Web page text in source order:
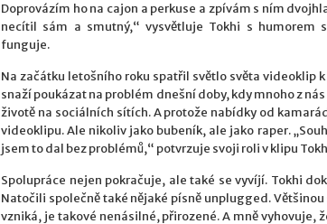
Doprovázím ho na cajon a perkuse a zpívám s ním
necítil sám a smutný,“ vysvětluje Tokhi s humorem
funguje.
Na začátku letošního roku spatřil světlo světa videoklip
snaží poukázat na problém dnešní doby, kdy mnoho z
životě na sociálních sítích. A protože nabídky od
videoklipu. Ale nikoliv jako bubeník, ale jako raper.
jsem to dal bez problémů,“ potvrzuje svoji roli v klipu
Spolupráce nejen pokračuje, ale také se vyvíjí. Tokhi
Natočili společně také nějaké písně unplugged.
vzniká, je takové nenásilné, přirozené. A mně vyhovuje,